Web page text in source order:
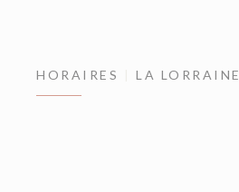
HORAIRES LA LORRAINE